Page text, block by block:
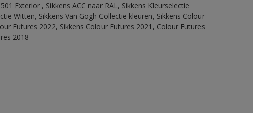
Exterior , Sikkens ACC naar RAL, Sikkens Kleurselectie
Witten, Sikkens Van Gogh Collectie kleuren, Sikkens Colour
Futures 2022, Sikkens Colour Futures 2021, Colour Futures
2018